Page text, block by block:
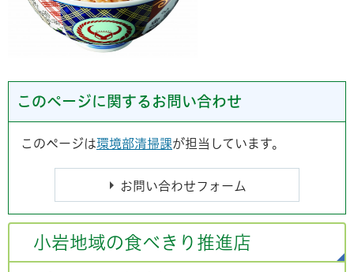
このページに関するお問い合わせ
このページは環境部清掃課が担当しています。
小岩地域の食べきり推進店